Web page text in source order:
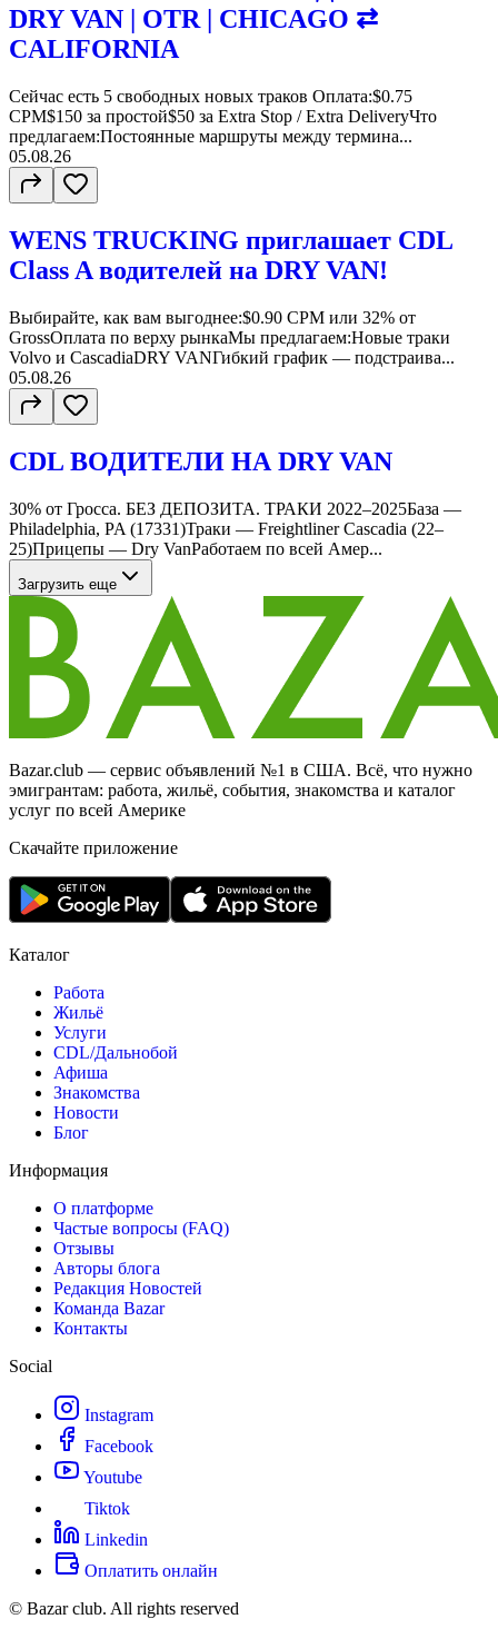
DRY VAN | OTR | CHICAGO ⇄
CALIFORNIA
Сейчас есть 5 свободных новых траков Оплата:$0.75
CPM$150 за простой$50 за Extra Stop / Extra DeliveryЧто
предлагаем:Постоянные маршруты между термина...
05.08.26
WENS TRUCKING приглашает CDL
Class A водителей на DRY VAN!
Выбирайте, как вам выгоднее:$0.90 CPM или 32% от
GrossОплата по верху рынкаМы предлагаем:Новые траки
Volvo и CascadiaDRY VANГибкий график — подстраива...
05.08.26
CDL ВОДИТЕЛИ НА DRY VAN
30% от Гросса. БЕЗ ДЕПОЗИТА. ТРАКИ 2022–2025База —
Philadelphia, PA (17331)Траки — Freightliner Cascadia (22–
25)Прицепы — Dry VanРаботаем по всей Амер...
Загрузить еще
Bazar.club — сервис объявлений №1 в США. Всё, что нужно
эмигрантам: работа, жильё, события, знакомства и каталог
услуг по всей Америке
Скачайте приложение
Каталог
Работа
Жильё
Услуги
CDL/Дальнобой
Афиша
Знакомства
Новости
Блог
Информация
О платформе
Частые вопросы (FAQ)
Отзывы
Авторы блога
Редакция Новостей
Команда Bazar
Контакты
Social
Instagram
Facebook
Youtube
Tiktok
Linkedin
Оплатить онлайн
© Bazar club. All rights reserved